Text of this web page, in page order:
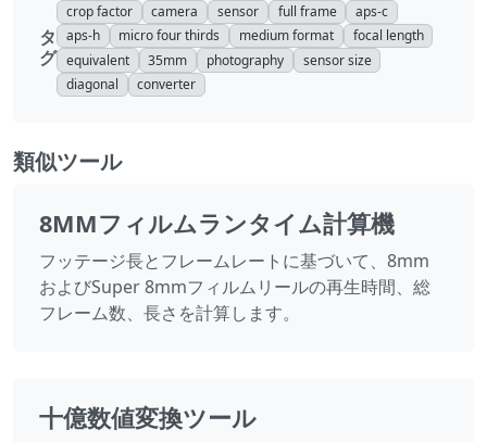
タ
グ
crop factor camera sensor full frame
aps-c
aps-h
micro four thirds medium format
focal length
equivalent
35mm photography
sensor size
diagonal
converter
類似ツール
8MMフィルムランタイム計算機
フッテージ長とフレームレートに基づいて、8mm
およびSuper 8mmフィルムリールの再生時間、総
フレーム数、長さを計算します。
十億数値変換ツール